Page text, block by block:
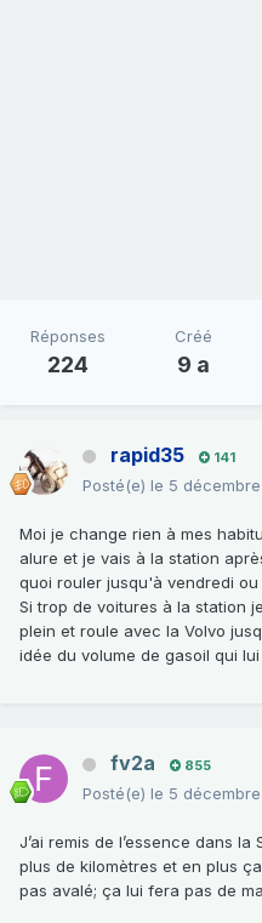
Réponses
224
Créé
9 a
rapid35 141
Posté(e) le 5 décembre
Moi je change rien à mes
alure et je vais à la station
quoi rouler jusqu'à vendredi ou
Si trop de voitures à la station
plein et roule avec la Volvo
idée du volume de gasoil qui
fv2a 855
Posté(e) le 5 décembre
J’ai remis de l’essence dans
plus de kilomètres et en plus
pas avalé; ça lui fera pas de